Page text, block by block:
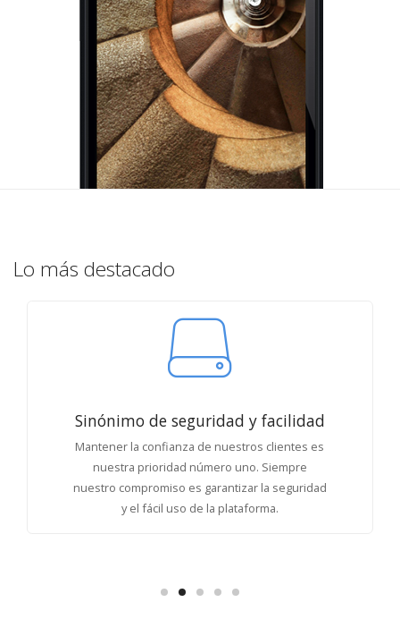
Lo más destacado
APP exclusiva
Nuestra aplicación móvil cuenta con un
componente de búsqueda y consulta rápida de
datos, permitiendo usar su dispositivo como
una herramienta de consulta ágil y eficaz